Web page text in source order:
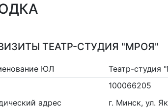
ТЕАТР-СТУДИЯ "МРОЯ"
ЮЛ
Театр-студия
100066205
адрес
г. Минск, ул.